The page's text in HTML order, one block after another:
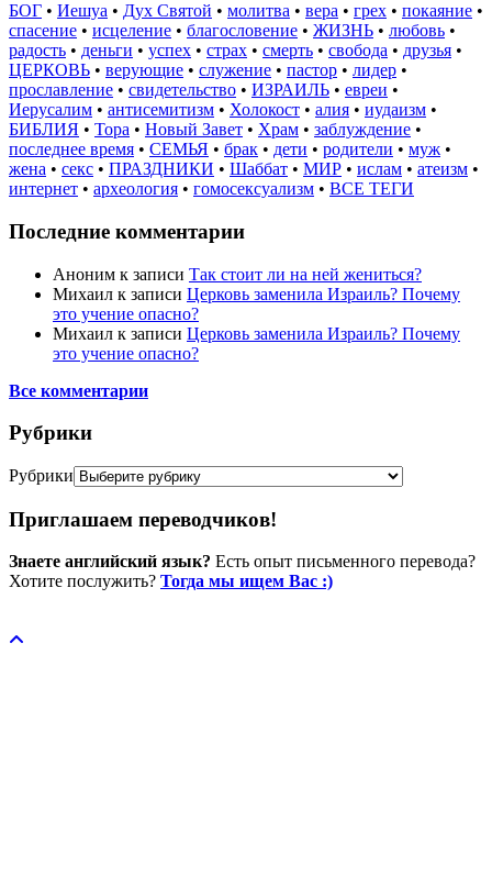
БОГ • Иешуа • Дух Святой • молитва • вера • грех • покаяние •
спасение • исцеление • благословение • ЖИЗНЬ • любовь •
радость • деньги • успех • страх • смерть • свобода • друзья •
ЦЕРКОВЬ • верующие • служение • пастор • лидер •
прославление • свидетельство • ИЗРАИЛЬ • евреи •
Иерусалим • антисемитизм • Холокост • алия • иудаизм •
БИБЛИЯ • Тора • Новый Завет • Храм • заблуждение •
последнее время • СЕМЬЯ • брак • дети • родители • муж •
жена • секс • ПРАЗДНИКИ • Шаббат • МИР • ислам • атеизм •
интернет • археология • гомосексуализм • ВСЕ ТЕГИ
Последние комментарии
Аноним к записи Так стоит ли на ней жениться?
Михаил к записи Церковь заменила Израиль? Почему
это учение опасно?
Михаил к записи Церковь заменила Израиль? Почему
это учение опасно?
Все комментарии
Рубрики
Рубрики
Приглашаем переводчиков!
Знаете английский язык? Есть опыт письменного перевода?
Хотите послужить? Тогда мы ищем Вас :)